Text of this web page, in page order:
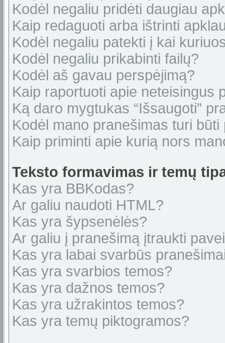
Kodėl negaliu pridėti daugiau
Kaip redaguoti arba ištrinti
Kodėl negaliu patekti į kai
Kodėl negaliu prikabinti failų?
Kodėl aš gavau perspėjimą?
Kaip raportuoti apie neteisingus
Ką daro mygtukas “Išsaugoti”
Kodėl mano pranešimas turi būti
Kaip priminti apie kurią nors
Teksto formavimas ir temų
Kas yra BBKodas?
Ar galiu naudoti HTML?
Kas yra šypsenėlės?
Ar galiu į pranešimą įtraukti
Kas yra labai svarbūs
Kas yra svarbios temos?
Kas yra dažnos temos?
Kas yra užrakintos temos?
Kas yra temų piktogramos?